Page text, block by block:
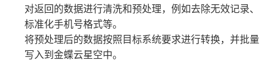
对返回的数据进行清洗和预处理，例如去除无效记录、
标准化手机号格式等。
将预处理后的数据按照目标系统要求进行转换，并批量
写入到金蝶云星空中。